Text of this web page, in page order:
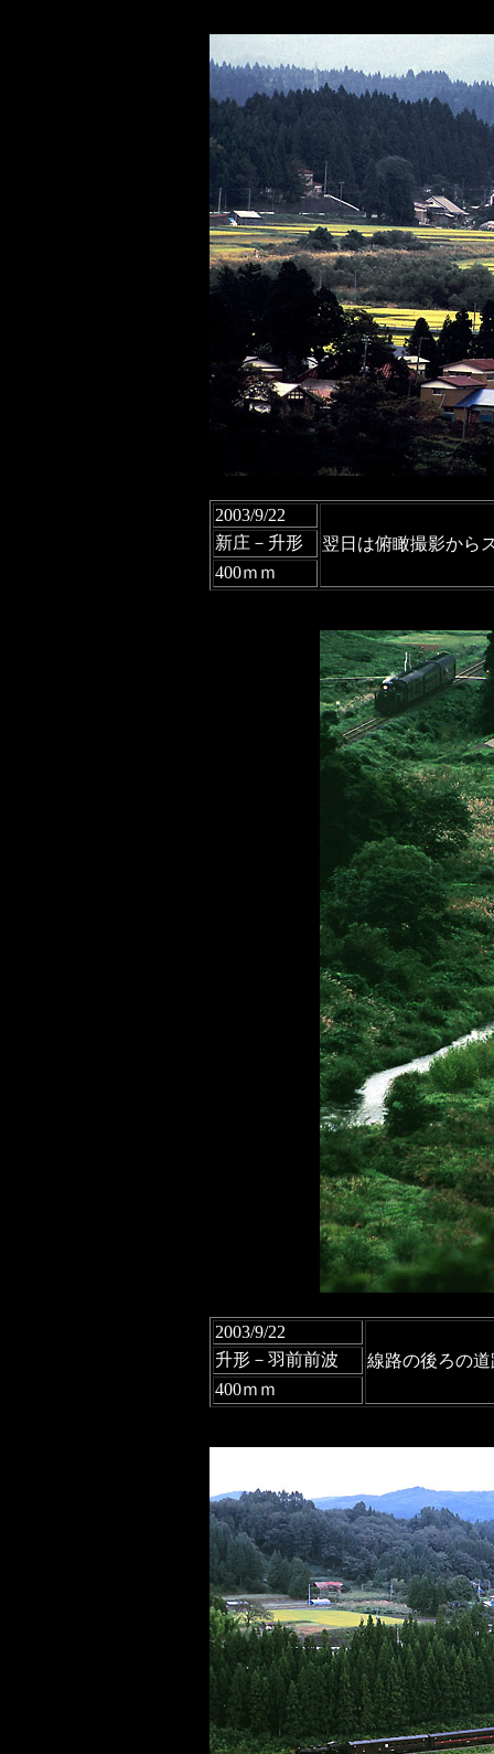
2003/9/22
翌日は俯瞰撮影から
新庄－升形
400ｍｍ
2003/9/22
線路の後ろの
升形－羽前前波
400ｍｍ